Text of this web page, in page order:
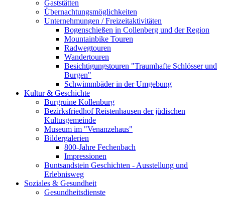
Gaststätten
Übernachtungsmöglichkeiten
Unternehmungen / Freizeitaktivitäten
Bogenschießen in Collenberg und der Region
Mountainbike Touren
Radwegtouren
Wandertouren
Besichtigungstouren "Traumhafte Schlösser und
Burgen"
Schwimmbäder in der Umgebung
Kultur & Geschichte
Burgruine Kollenburg
Bezirksfriedhof Reistenhausen der jüdischen
Kultusgemeinde
Museum im "Venanzehaus"
Bildergalerien
800-Jahre Fechenbach
Impressionen
Buntsandstein Geschichten - Ausstellung und
Erlebnisweg
Soziales & Gesundheit
Gesundheitsdienste